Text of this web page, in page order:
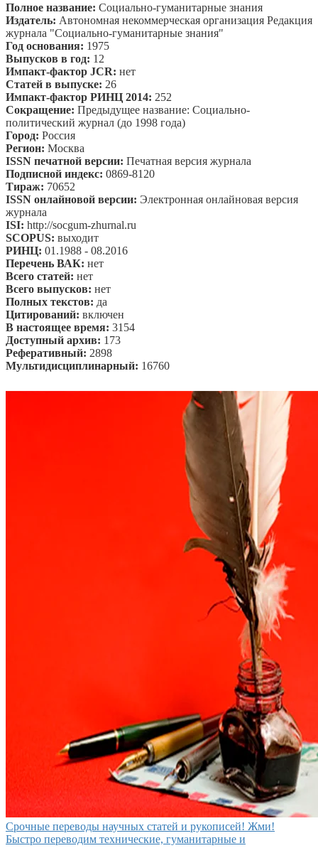
Полное название: Социально-гуманитарные знания
Издатель: Автономная некоммерческая организация Редакция
журнала "Социально-гуманитарные знания"
Год основания: 1975
Выпусков в год: 12
Импакт-фактор JCR: нет
Статей в выпуске: 26
Импакт-фактор РИНЦ 2014: 252
Сокращение: Предыдущее название: Социально-
политический журнал (до 1998 года)
Город: Россия
Регион: Москва
ISSN печатной версии: Печатная версия журнала
Подписной индекс: 0869-8120
Тираж: 70652
ISSN онлайновой версии: Электронная онлайновая версия
журнала
ISI: http://socgum-zhurnal.ru
SCOPUS: выходит
РИНЦ: 01.1988 - 08.2016
Перечень ВАК: нет
Всего статей: нет
Всего выпусков: нет
Полных текстов: да
Цитирований: включен
В настоящее время: 3154
Доступный архив: 173
Реферативный: 2898
Мультидисциплинарный: 16760
Срочные переводы научных статей и рукописей! Жми!
Быстро переводим технические, гуманитарные и